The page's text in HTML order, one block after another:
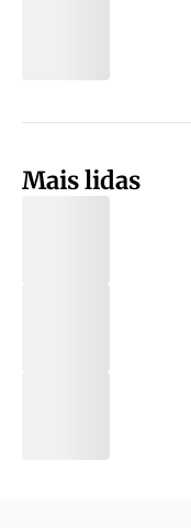
Mais lidas